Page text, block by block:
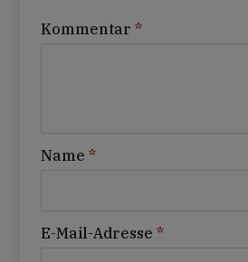
Kommentar *
Name *
E-Mail-Adresse *